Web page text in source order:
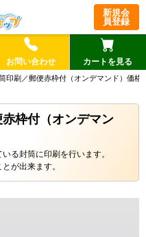
新規会
員登録
お問い合わせ カートを見る
印刷／郵便赤枠付（オンデマンド）価格
枠付（オンデマン
る封筒に印刷を行います。
が出来ます。